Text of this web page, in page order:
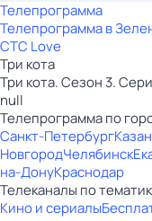
Телепрограмма
Телепрограмма в
СТС Love
Три кота
Три кота. Сезон 3.
null
Телепрограмма по
Санкт-Петербург
НовгородЧелябинск
на-ДонуКраснодар
Телеканалы по
Кино и сериалы